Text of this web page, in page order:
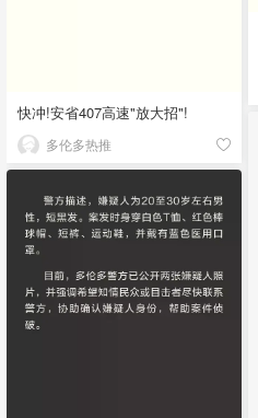
快冲!安省407高速"放大招"!
多伦多热推